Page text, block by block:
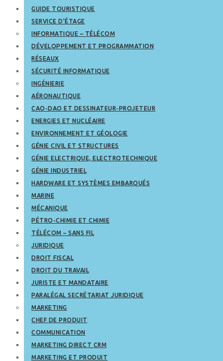
GUIDE TOURISTIQUE
SERVICE D’ÉTAGE
INFORMATIQUE – TÉLÉCOM
DÉVELOPPEMENT ET PROGRAMMATION
RÉSEAUX
SÉCURITÉ INFORMATIQUE
INGÉNIERIE
AÉRONAUTIQUE
CAO-DAO ET DESSINATEUR-PROJETEUR
ENERGIES ET NUCLÉAIRE
ENVIRONNEMENT ET GÉOLOGIE
GÉNIE CIVIL ET STRUCTURES
GÉNIE ELECTRIQUE, ELECTROTECHNIQUE
GÉNIE INDUSTRIEL
HARDWARE ET SYSTÈMES EMBARQUÉS
MARINE
MÉCANIQUE
PÉTRO-CHIMIE ET CHIMIE
TÉLÉCOM – SANS FIL
JURIDIQUE
DROIT FISCAL
DROIT DU TRAVAIL
JURISTE ET MANDATAIRE
PARALÉGAL SECRÉTARIAT JURIDIQUE
MARKETING
CHEF DE PRODUIT
COMMUNICATION
MARKETING DIRECT CRM
MARKETING ET PRODUIT